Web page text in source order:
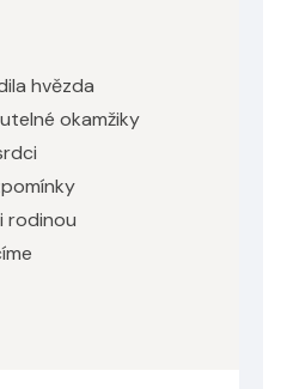
hvězda
okamžiky
rodinou